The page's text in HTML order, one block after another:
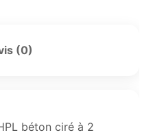
(0)
béton ciré à 2